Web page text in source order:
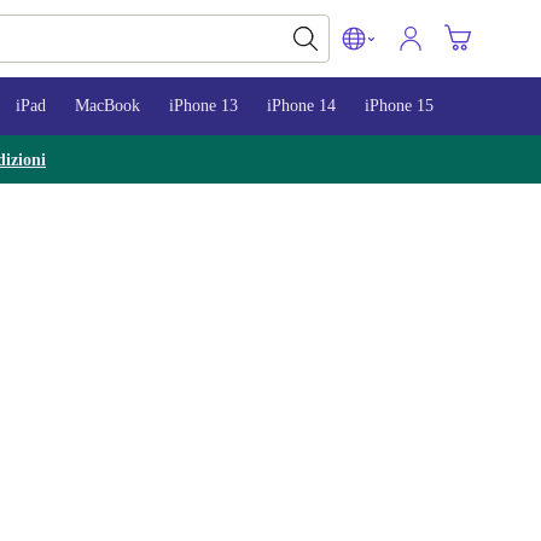
iPad MacBook iPhone 13 iPhone 14 iPhone 15